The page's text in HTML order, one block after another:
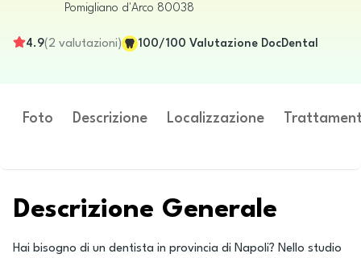
Pomigliano d'Arco 80038
4.9( 2 valutazioni) 100/100 Valutazione DocDental
Foto Descrizione Localizzazione
Descrizione Generale
Hai bisogno di un dentista in provincia di Napoli? Nello studio